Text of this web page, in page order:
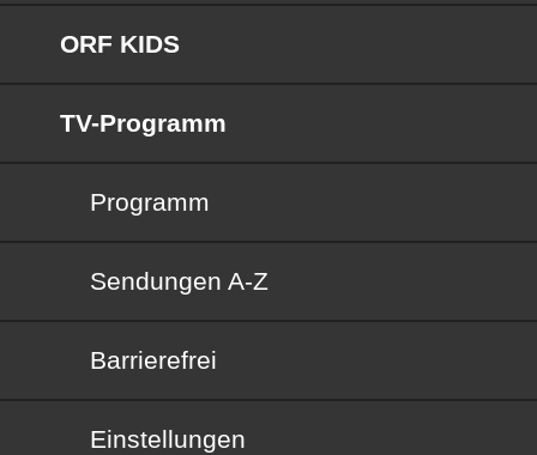
ORF KIDS
TV-Programm
Programm
Sendungen von A bis Z
Sendungen A-Z
Barrierefrei
Barrierefrei
Einstellungen